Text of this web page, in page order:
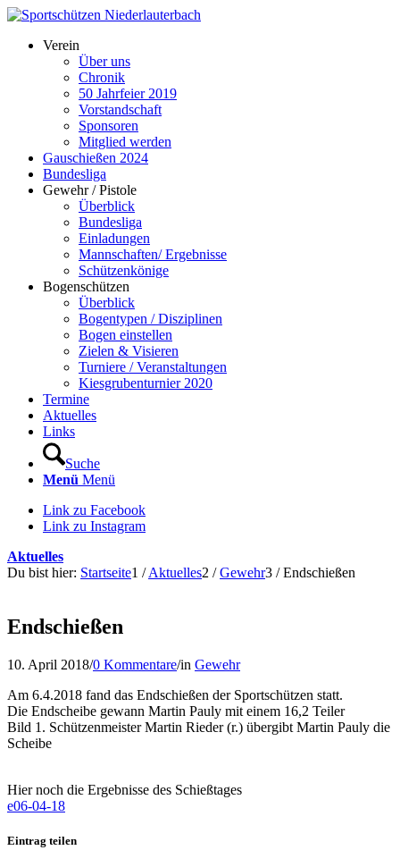
Verein
Über uns
Chronik
50 Jahrfeier 2019
Vorstandschaft
Sponsoren
Mitglied werden
Gauschießen 2024
Bundesliga
Gewehr / Pistole
Überblick
Bundesliga
Einladungen
Mannschaften/ Ergebnisse
Schützenkönige
Bogenschützen
Überblick
Bogentypen / Disziplinen
Bogen einstellen
Zielen & Visieren
Turniere / Veranstaltungen
Kiesgrubenturnier 2020
Termine
Aktuelles
Links
Suche
Menü Menü
Link zu Facebook
Link zu Instagram
Aktuelles
Du bist hier: Startseite1 / Aktuelles2 / Gewehr3 / Endschießen
Endschießen
10. April 2018/0 Kommentare/in Gewehr
Am 6.4.2018 fand das Endschießen der Sportschützen statt.
Die Endscheibe gewann Martin Pauly mit einem 16,2 Teiler
Bild 1. Schützenmeister Martin Rieder (r.) übergibt Martin Pauly die
Scheibe
Hier noch die Ergebnisse des Schießtages
e06-04-18
Eintrag teilen